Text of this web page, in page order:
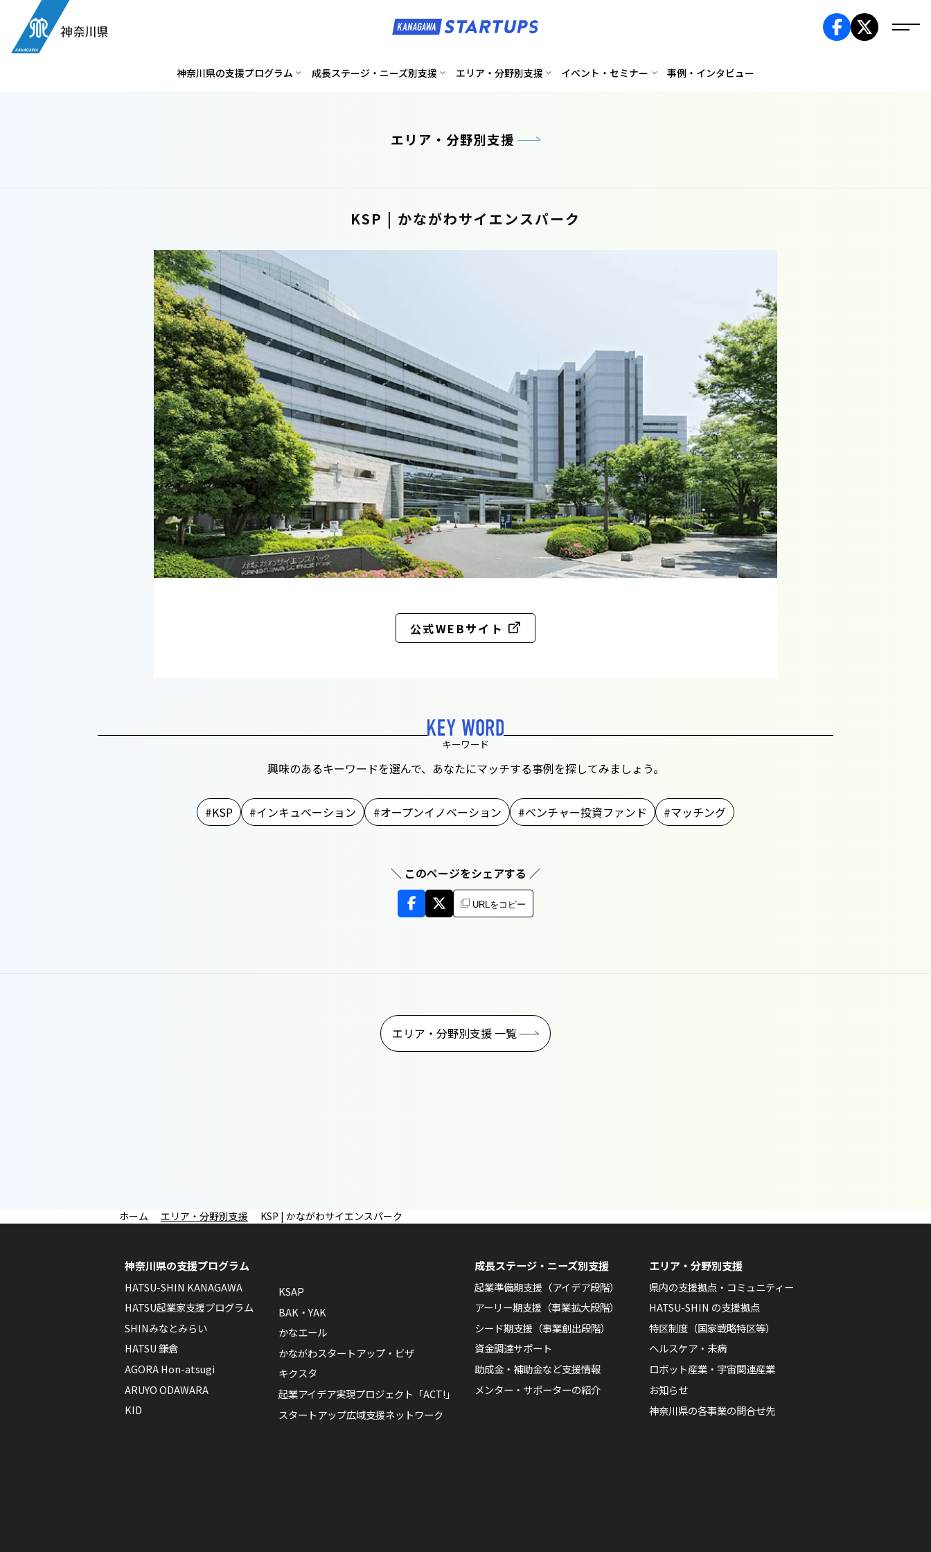
神奈川県の支援プログラム 成長ステージ・ニーズ別支援 エリア・分野別支援 イベント・セミナー 事例・インタビュー
エリア・分野別支援
KSP | かながわサイエンスパーク
公式WEBサイト
キーワード
興味のあるキーワードを選んで、あなたにマッチする事例を探してみましょう。
KSP インキュベーション オープンイノベーション ベンチャー投資ファンド マッチング
＼ このページをシェアする ／
URLをコピー
エリア・分野別支援 一覧
エリア・分野別支援 KSP | かながわサイエンスパーク
神奈川県の支援プログラム
HATSU-SHIN KANAGAWA
HATSU起業家支援プログラム
SHINみなとみらい
HATSU 鎌倉
AGORA Hon-atsugi
ARUYO ODAWARA
KID
KSAP
BAK・YAK
かなエール
かながわスタートアップ・ビザ
キクスタ
起業アイデア実現プロジェクト「ACT!」
スタートアップ広域支援ネットワーク
成長ステージ・ニーズ別支援
起業準備期支援（アイデア段階）
アーリー期支援（事業拡大段階）
シード期支援（事業創出段階）
資金調達サポート
助成金・補助金など支援情報
メンター・サポーターの紹介
エリア・分野別支援
県内の支援拠点・コミュニティー
HATSU-SHIN の支援拠点
特区制度（国家戦略特区等）
ヘルスケア・未病
ロボット産業・宇宙関連産業
お知らせ
神奈川県の各事業の問合せ先